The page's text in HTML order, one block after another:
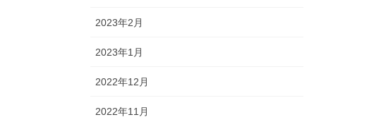
2023年2月
2023年1月
2022年12月
2022年11月